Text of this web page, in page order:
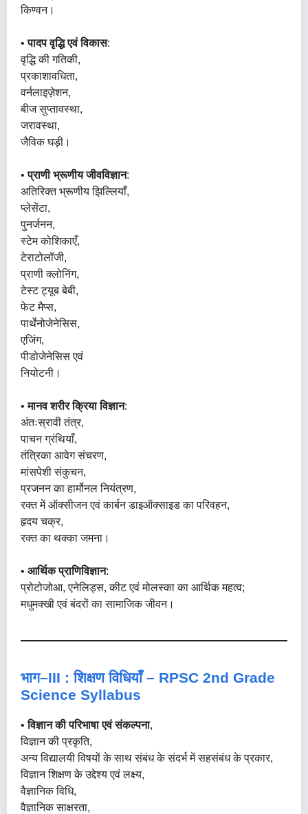
किण्वन।
•पादप वृद्धि एवं विकास:
वृद्धि की गतिकी,
प्रकाशावधिता,
वर्नलाइज़ेशन,
बीज सुप्तावस्था,
जरावस्था,
जैविक घड़ी।
•प्राणी भ्रूणीय जीवविज्ञान:
अतिरिक्त भ्रूणीय झिल्लियाँ,
प्लेसेंटा,
पुनर्जनन,
स्टेम कोशिकाएँ,
टेराटोलॉजी,
प्राणी क्लोनिंग,
टेस्ट ट्यूब बेबी,
फेट मैप्स,
पार्थेनोजेनेसिस,
एजिंग,
पीडोजेनेसिस एवं
नियोटनी।
•मानव शरीर क्रिया विज्ञान:
अंतःस्रावी तंत्र,
पाचन ग्रंथियाँ,
तंत्रिका आवेग संचरण,
मांसपेशी संकुचन,
प्रजनन का हार्मोनल नियंत्रण,
रक्त में ऑक्सीजन एवं कार्बन डाइऑक्साइड का परिवहन,
हृदय चक्र,
रक्त का थक्का जमना।
• आर्थिक प्राणिविज्ञान:
प्रोटोजोआ, एनेलिड्स, कीट एवं मोलस्का का आर्थिक महत्व;
मधुमक्खी एवं बंदरों का सामाजिक जीवन।
भाग–III : शिक्षण विधियाँ – RPSC 2nd Grade
Science Syllabus
•विज्ञान की परिभाषा एवं संकल्पना,
विज्ञान की प्रकृति,
अन्य विद्यालयी विषयों के साथ संबंध के संदर्भ में सहसंबंध के प्रकार,
विज्ञान शिक्षण के उद्देश्य एवं लक्ष्य,
वैज्ञानिक विधि,
वैज्ञानिक साक्षरता,